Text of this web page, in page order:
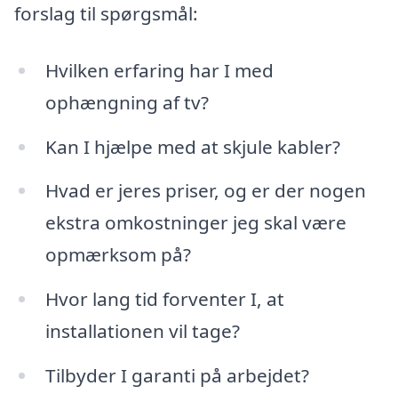
forslag til spørgsmål:
Hvilken erfaring har I med
ophængning af tv?
Kan I hjælpe med at skjule kabler?
Hvad er jeres priser, og er der nogen
ekstra omkostninger jeg skal være
opmærksom på?
Hvor lang tid forventer I, at
installationen vil tage?
Tilbyder I garanti på arbejdet?